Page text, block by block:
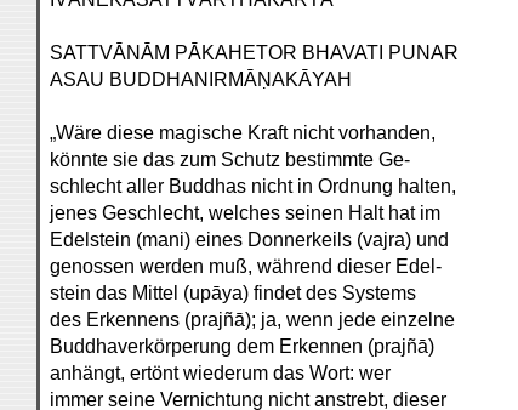
SATTVĀNĀM PĀKAHETOR BHAVATI PUNAR
ASAU BUDDHANIRMĀṆAKĀYAH
„Wäre diese magische Kraft nicht vorhanden,
könnte sie das zum Schutz bestimmte Ge-
schlecht aller Buddhas nicht in Ordnung halten,
jenes Geschlecht, welches seinen Halt hat im
Edelstein (mani) eines Donnerkeils (vajra) und
genossen werden muß, während dieser Edel-
stein das Mittel (upāya) findet des Systems
des Erkennens (prajñā); ja, wenn jede einzelne
Buddhaverkörperung dem Erkennen (prajñā)
anhängt, ertönt wiederum das Wort: wer
immer seine Vernichtung nicht anstrebt, dieser